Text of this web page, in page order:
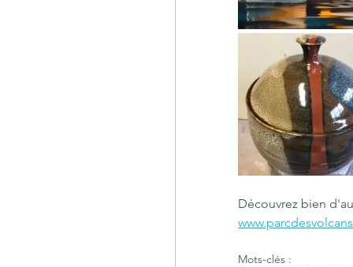
Découvrez bien
Mots-clés :